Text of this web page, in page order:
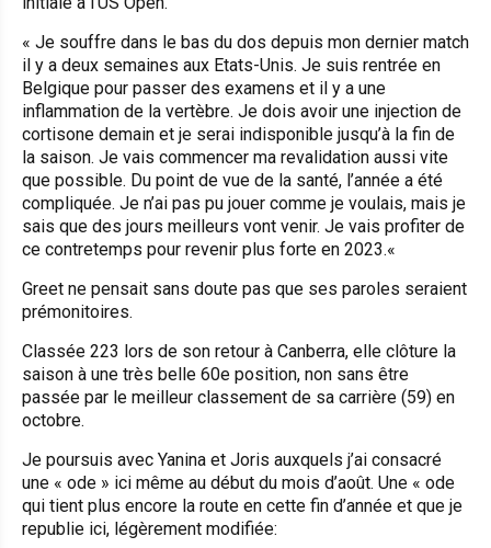
« Je souffre dans le bas du dos depuis mon dernier match
il y a deux semaines aux Etats-Unis. Je suis rentrée en
Belgique pour passer des examens et il y a une
inflammation de la vertèbre. Je dois avoir une injection de
cortisone demain et je serai indisponible jusqu’à la fin de
la saison. Je vais commencer ma revalidation aussi vite
que possible. Du point de vue de la santé, l’année a été
compliquée. Je n’ai pas pu jouer comme je voulais, mais je
sais que des jours meilleurs vont venir. Je vais profiter de
ce contretemps pour revenir plus forte en 2023.«
Greet ne pensait sans doute pas que ses paroles seraient
prémonitoires.
Classée 223 lors de son retour à Canberra, elle clôture la
saison à une très belle 60e position, non sans être
passée par le meilleur classement de sa carrière (59) en
octobre.
Je poursuis avec Yanina et Joris auxquels j’ai consacré
une « ode » ici même au début du mois d’août. Une « ode
qui tient plus encore la route en cette fin d’année et que je
republie ici, légèrement modifiée: